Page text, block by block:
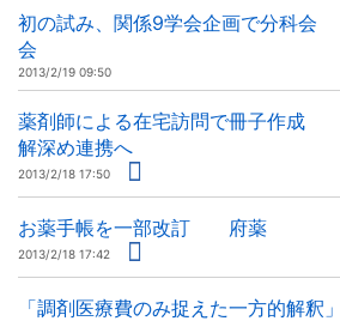
初の試み、関係9学会企画で分科
会
2013/2/19 09:50
薬剤師による在宅訪問で冊子作成
解深め連携へ
2013/2/18 17:50
お薬手帳を一部改訂 府薬
2013/2/18 17:42
「調剤医療費のみ捉えた一方的解